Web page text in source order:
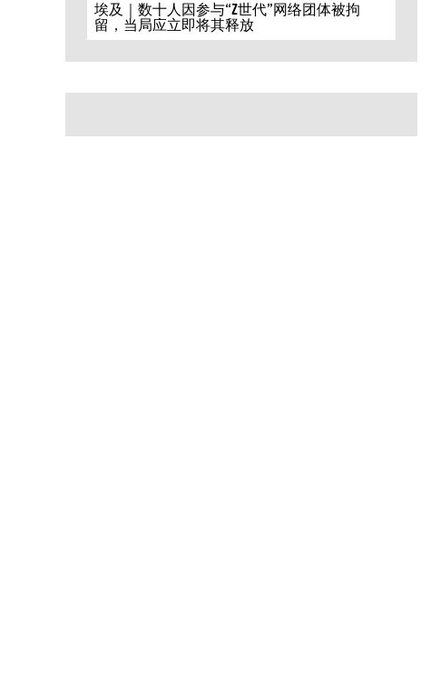
埃及｜数十人因参与“Z世代”网络团体被拘
留，当局应立即将其释放